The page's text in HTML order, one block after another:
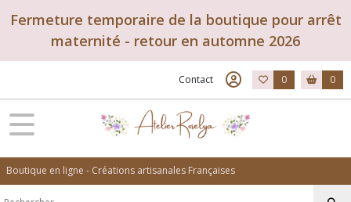
Fermeture temporaire de la boutique pour arrêt
maternité - retour en automne 2026
Contact 0 0
Boutique en ligne - Créations artisanales Françaises